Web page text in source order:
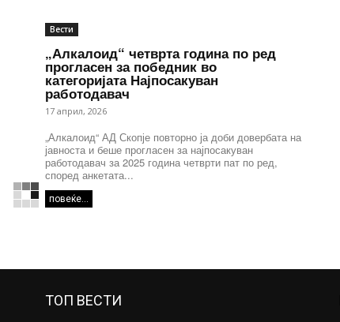
Вести
„Алкалоид“ четврта година по ред
прогласен за победник во
категоријата Најпосакуван
работодавач
17 април, 2026
„Алкалоид“ АД Скопје повторно ја доби довербата на
јавноста и беше прогласен за најпосакуван
работодавач за 2025 година четврти пат по ред,
според анкетата...
повеќе...
ТОП ВЕСТИ